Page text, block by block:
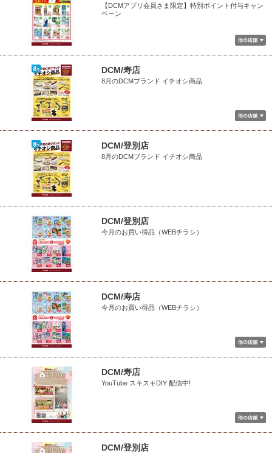
【DCMアプリ会員さま限定】特別ポイント付与キャン
ペーン
DCM/寿店
8月のDCMブランド イチオシ商品
DCM/登別店
8月のDCMブランド イチオシ商品
DCM/登別店
今月のお買い得品（WEBチラシ）
DCM/寿店
今月のお買い得品（WEBチラシ）
DCM/寿店
YouTube スキスキDIY 配信中!
DCM/登別店